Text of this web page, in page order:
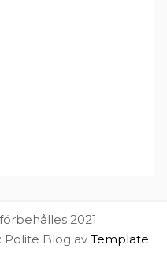
2021
Polite Blog av Template